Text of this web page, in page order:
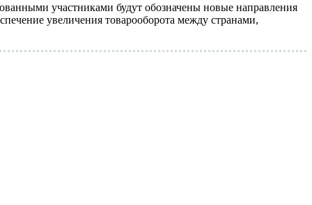
участниками будут обозначены новые направления
увеличения товарооборота между странами,